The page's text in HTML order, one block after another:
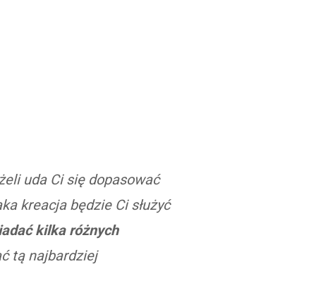
uda Ci się dopasować
kreacja będzie Ci służyć
kilka różnych
tą najbardziej